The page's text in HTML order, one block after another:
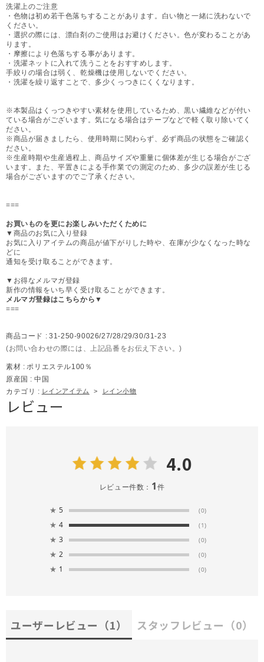
洗濯上のご注意
・色物は初め若干色落ちすることがあります。白い物と一緒に洗わないで
ください。
・選択の際には、漂白剤のご使用はお避けください。色が変わることがあ
ります。
・摩擦により色落ちする事があります。
・洗濯ネットに入れて洗うことをおすすめします。
手絞りの場合は弱く、乾燥機は使用しないでください。
・洗濯を繰り返すことで、多少くっつきにくくなります。
※本製品はくっつきやすい素材を使用しているため、黒い繊維などが付い
ている場合がございます。気になる場合はテープなどで軽く取り除いてく
ださい。
※商品が届きましたら、使用時期に関わらず、必ず商品の状態をご確認く
ださい。
※生産時期や生産過程上、商品サイズや重量に個体差が生じる場合がござ
います。また、平置きによる手作業での測定のため、多少の誤差が生じる
場合がございますのでご了承ください。
===
お買いものを更にお楽しみいただくために
▼商品のお気に入り登録
お気に入りアイテムの商品が値下がりした時や、在庫が少なくなった時な
どに
通知を受け取ることができます。
▼お得なメルマガ登録
新作の情報をいち早く受け取ることができます。
メルマガ登録はこちらから▼
===
商品コード : 31-250-90026/27/28/29/30/31-23
(お問い合わせの際には、上記品番をお伝え下さい。)
素材 : ポリエステル100％
原産国 : 中国
カテゴリ : レインアイテム > レイン小物
レビュー
4.0
レビュー件数： 1件
★ 5 (0)
★ 4 (1)
★ 3 (0)
★ 2 (0)
★ 1 (0)
ユーザーレビュー （1） スタッフレビュー （0）